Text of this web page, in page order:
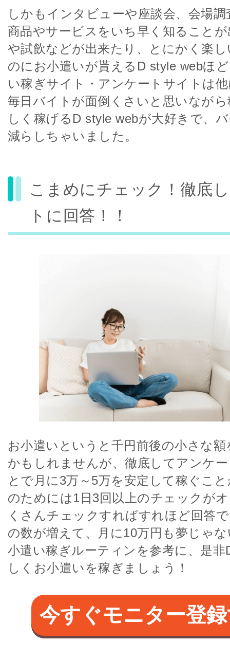
しかもインタビューや座談会、会場
商品やサービスをいち早く知ること
や試飲などが出来たり、とにかく楽
のにお小遣いが貰えるD style webほ
い稼ぎサイト・アンケートサイトは
毎日バイトが面倒くさいと思いなが
しく稼げるD style webが大好きで、
減らしちゃいました。
こまめにチェック！徹底
トに回答！！
お小遣いというと千円前後の小さな
かもしれませんが、徹底してアンケ
とで月に3万～5万を安定して稼ぐこ
のためには1日3回以上のチェックが
くさんチェックすればすれほど回答
の数が増えて、月に10万円も夢じゃ
小遣い稼ぎルーティンを参考に、是非
しくお小遣いを稼ぎましょう！
今すぐモニター登